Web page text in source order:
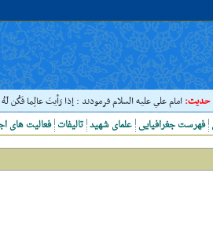
حدیث:امام علي عليه السلام فرمودند : إذا رَأيتَ عالِما فَکُن لَهُ
فعالیت های تالیفات علمای شهید فهرست جغرافیایی